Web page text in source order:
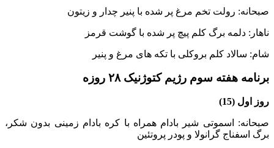
صبحانه: رولت تخم مرغ پر شده با پنیر چدار و زیتون
ناهار: دلمه برگ کلم پیچ پر شده با گوشت قرمز
شام: سالاد کلم بروکلی با تکه های مرغ و پنیر
برنامه هفته سوم رژیم کتوژنیک ۲۸ روزه
روز اول (15)
صبحانه: اسموتی شیر بادام همراه با کره بادام زمینی بدون شکر،
برگ اسفناج گرانولا و پودر پروتئین